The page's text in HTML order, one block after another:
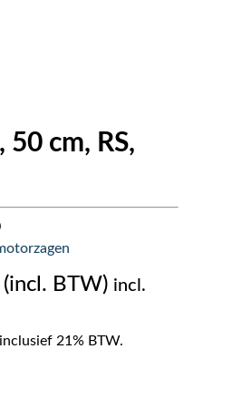
50 cm, RS,
incl.
21% BTW.